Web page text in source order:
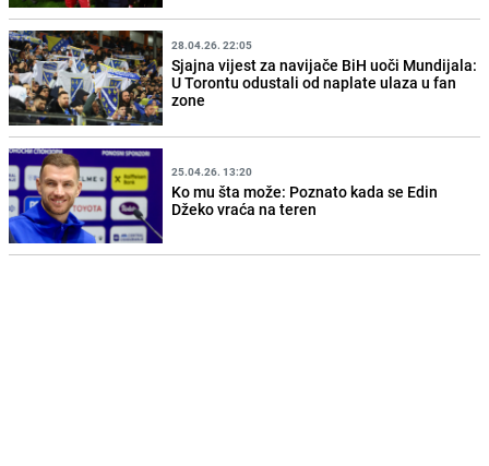
28.04.26. 22:05
Sjajna vijest za navijače BiH uoči Mundijala:
U Torontu odustali od naplate ulaza u fan
zone
25.04.26. 13:20
Ko mu šta može: Poznato kada se Edin
Džeko vraća na teren